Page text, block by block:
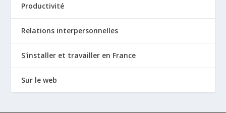
Productivité
Relations interpersonnelles
S'installer et travailler en France
Sur le web